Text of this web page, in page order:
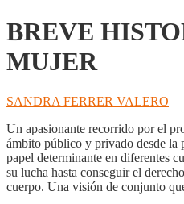
BREVE
MUJER
SANDRA FERRER VALERO
Un apasionante recorrido por el
ámbito público y privado desde la
papel determinante en diferentes
su lucha hasta conseguir el
cuerpo. Una visión de conjunto